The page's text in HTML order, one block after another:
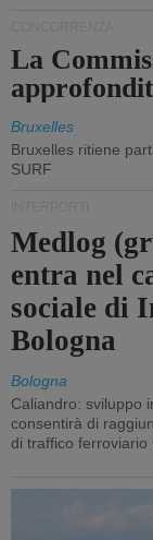
La
Bruxelles
Bruxelles ritiene
SURF
Medlog
entra nel
sociale di
Bologna
Bologna
Caliandro: sviluppo
consentirà di
di traffico ferroviario